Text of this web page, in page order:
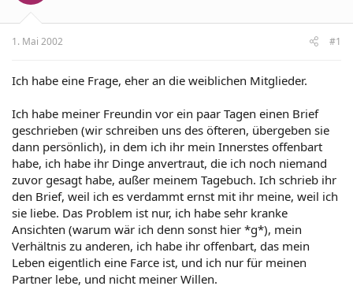
1. Mai 2002 #1
Ich habe eine Frage, eher an die weiblichen Mitglieder.
Ich habe meiner Freundin vor ein paar Tagen einen Brief
geschrieben (wir schreiben uns des öfteren, übergeben sie
dann persönlich), in dem ich ihr mein Innerstes offenbart
habe, ich habe ihr Dinge anvertraut, die ich noch niemand
zuvor gesagt habe, außer meinem Tagebuch. Ich schrieb ihr
den Brief, weil ich es verdammt ernst mit ihr meine, weil ich
sie liebe. Das Problem ist nur, ich habe sehr kranke
Ansichten (warum wär ich denn sonst hier *g*), mein
Verhältnis zu anderen, ich habe ihr offenbart, das mein
Leben eigentlich eine Farce ist, und ich nur für meinen
Partner lebe, und nicht meiner Willen.